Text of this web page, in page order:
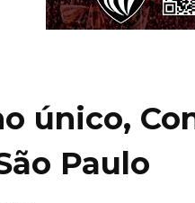
único,
Paulo